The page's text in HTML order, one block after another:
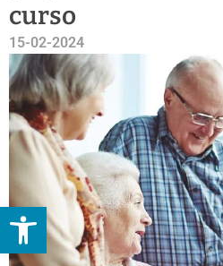
Abrir barra de
curso
15-02-2024